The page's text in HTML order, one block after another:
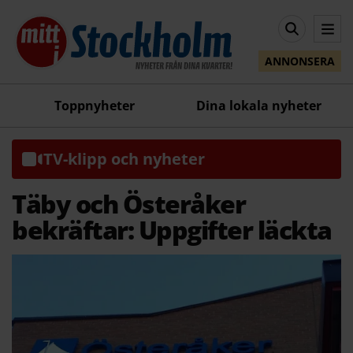
ANNONSERA
Toppnyheter Dina lokala nyheter
TV-klipp och nyheter
Täby och Österåker
bekräftar: Uppgifter läckta